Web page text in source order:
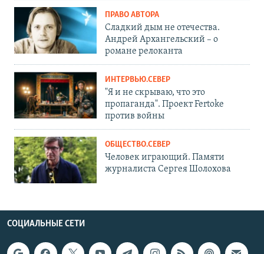
ПРАВО АВТОРА
Сладкий дым не отечества.
Андрей Архангельский – о
романе релоканта
ИНТЕРВЬЮ.СЕВЕР
"Я и не скрываю, что это
пропаганда". Проект Fertoke
против войны
ОБЩЕСТВО.СЕВЕР
Человек играющий. Памяти
журналиста Сергея Шолохова
СОЦИАЛЬНЫЕ СЕТИ